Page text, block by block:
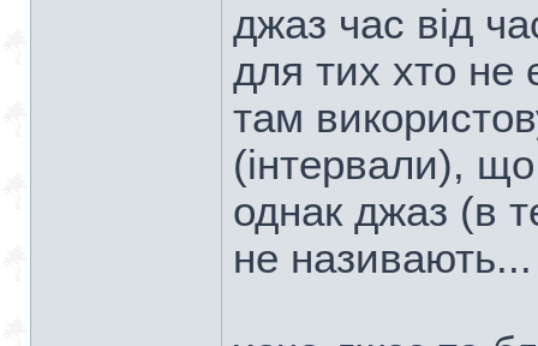
джаз час від
для тих хто не
там
(інтервали),
однак джаз (в
не називають...